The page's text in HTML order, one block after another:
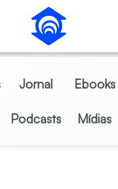
principal
Jornal Ebooks
Podcasts Mídias